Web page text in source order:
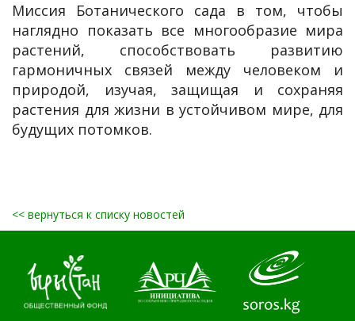
Миссия Ботанического сада в том, чтобы
наглядно показать все многообразие мира
растений, способствовать развитию
гармоничных связей между человеком и
природой, изучая, защищая и сохраняя
растения для жизни в устойчивом мире, для
будущих потомков.
<< вернуться к списку новостей